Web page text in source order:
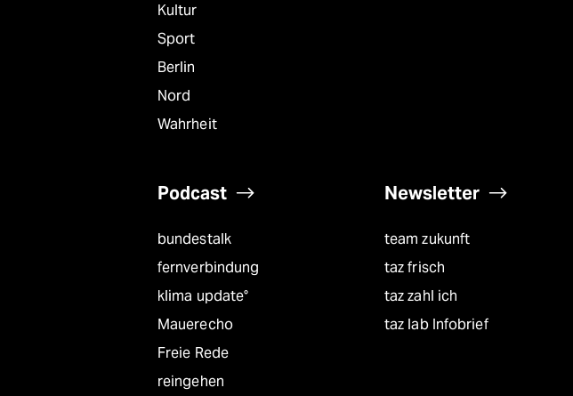
Kultur
Sport
Berlin
Nord
Wahrheit
Podcast
bundestalk
fernverbindung
klima update°
Mauerecho
Freie Rede
reingehen
Newsletter
team zukunft
taz frisch
taz zahl ich
taz lab Infobrief